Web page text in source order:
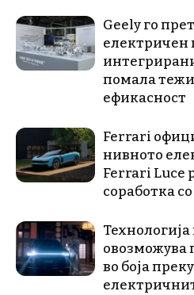
Geely го
електричен
помала
ефикасност
Ferrari
нивното
Ferrari Luce
соработка
овозможува
во боја